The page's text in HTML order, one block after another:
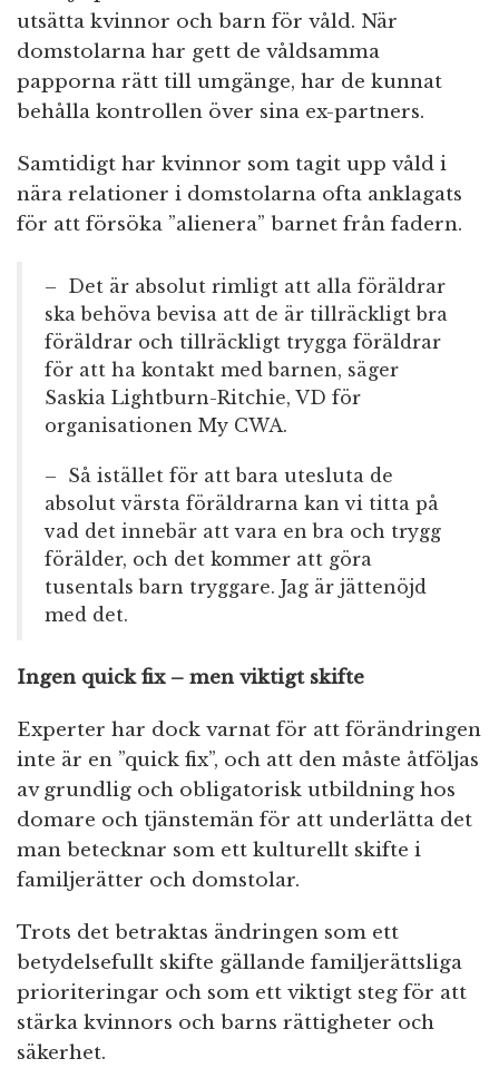
utsätta kvinnor och barn för våld. När
domstolarna har gett de våldsamma
papporna rätt till umgänge, har de kunnat
behålla kontrollen över sina ex-partners.
Samtidigt har kvinnor som tagit upp våld i
nära relationer i domstolarna ofta anklagats
för att försöka ”alienera” barnet från fadern.
– Det är absolut rimligt att alla föräldrar
ska behöva bevisa att de är tillräckligt bra
föräldrar och tillräckligt trygga föräldrar
för att ha kontakt med barnen, säger
Saskia Lightburn-Ritchie, VD för
organisationen My CWA.
– Så istället för att bara utesluta de
absolut värsta föräldrarna kan vi titta på
vad det innebär att vara en bra och trygg
förälder, och det kommer att göra
tusentals barn tryggare. Jag är jättenöjd
med det.
Ingen quick fix – men viktigt skifte
Experter har dock varnat för att förändringen
inte är en ”quick fix”, och att den måste åtföljas
av grundlig och obligatorisk utbildning hos
domare och tjänstemän för att underlätta det
man betecknar som ett kulturellt skifte i
familjerätter och domstolar.
Trots det betraktas ändringen som ett
betydelsefullt skifte gällande familjerättsliga
prioriteringar och som ett viktigt steg för att
stärka kvinnors och barns rättigheter och
säkerhet.